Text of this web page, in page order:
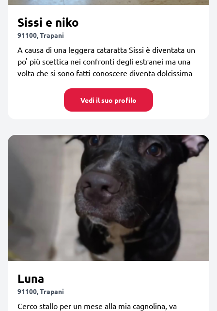
Sissi e niko
91100, Trapani
A causa di una leggera cataratta Sissi è diventata un
po' più scettica nei confronti degli estranei ma una
volta che si sono fatti conoscere diventa dolcissima
Vedi il suo profilo
Luna
91100, Trapani
Cerco stallo per un mese alla mia cagnolina, va